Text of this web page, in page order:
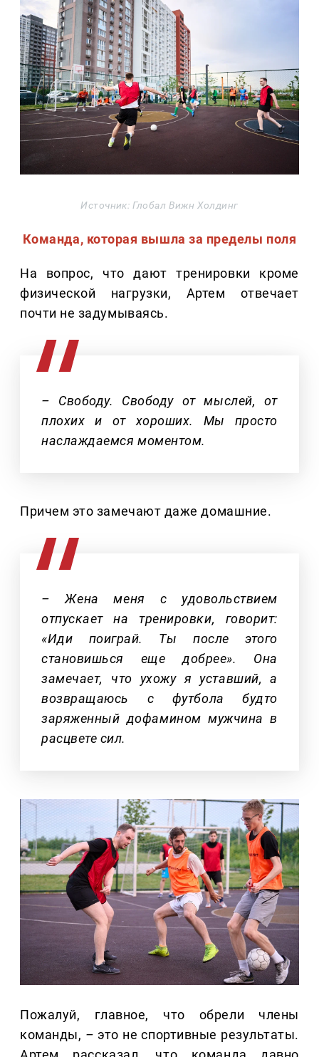
Источник: Глобал Вижн Холдинг
Команда, которая вышла за пределы поля
На вопрос, что дают тренировки кроме
физической нагрузки, Артем отвечает
почти не задумываясь.
– Свободу. Свободу от мыслей, от
плохих и от хороших. Мы просто
наслаждаемся моментом.
Причем это замечают даже домашние.
– Жена меня с удовольствием
отпускает на тренировки, говорит:
«Иди поиграй. Ты после этого
становишься еще добрее». Она
замечает, что ухожу я уставший, а
возвращаюсь с футбола будто
заряженный дофамином мужчина в
расцвете сил.
Пожалуй, главное, что обрели члены
команды, – это не спортивные результаты.